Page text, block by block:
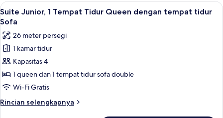
Tempat
Tidur
(Smart)
Lihat
semua
foto
untuk
Suite
Junior,
1
Tempat
Tidur
Queen
Seprai premium, bantalan ekstra
5
Suite Junior, 1 Tempat Tidur Queen dengan tempat tidur
Sofa
26 meter persegi
1 kamar tidur
Kapasitas 4
1 queen dan 1 tempat tidur sofa double
Wi-Fi Gratis
Rincian selengkapnya
Rincian